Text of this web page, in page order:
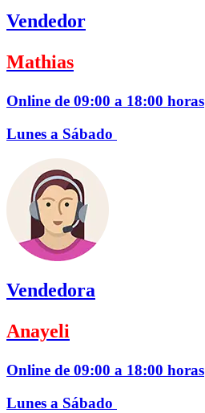
Vendedor
Mathias
Online de 09:00 a 18:00 horas
Lunes a Sábado
Vendedora
Anayeli
Online de 09:00 a 18:00 horas
Lunes a Sábado